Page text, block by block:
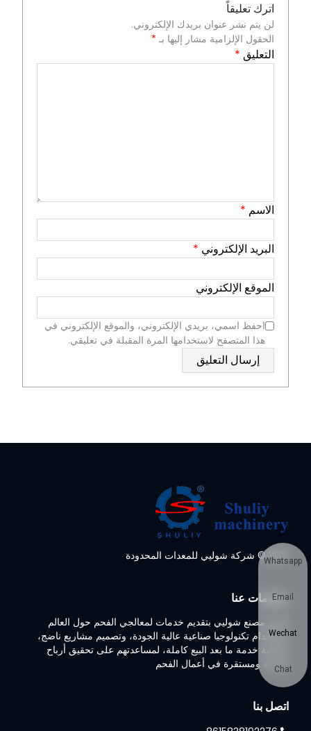
اترك تعليقاً
لن يتم نشر عنوان بريدك الإلكتروني.
الحقول الإلزامية مشار إليها بـ *
التعليق *
الاسم *
البريد الإلكتروني *
الموقع الإلكتروني
احفظ اسمي، بريدي الإلكتروني، والموقع الإلكتروني في
هذا المتصفح لاستخدامها المرة المقبلة في تعليقي.
2021 © شركة شوليي للمعدات المحدودة
معلومات عنا
تلتزم مصنع شوليي بتقديم خدمات لمعالجي الفحم حول العالم
باستخدام تكنولوجيا صناعية عالية الجودة، وتصميم مشاريع ناضج،
وعملية خدمة ما بعد البيع كاملة، لمساعدتهم على تحقيق أرباح
ضخمة ومستقرة في أعمال الفحم
اتصل بنا
Whatsapp
Email
Wechat
Chat